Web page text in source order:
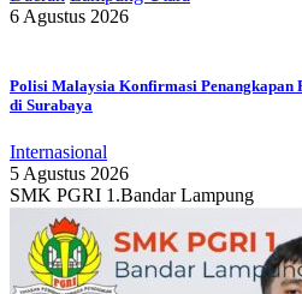
6 Agustus 2026
Polisi Malaysia Konfirmasi Penangkapan
di Surabaya
Internasional
5 Agustus 2026
SMK PGRI 1.Bandar Lampung